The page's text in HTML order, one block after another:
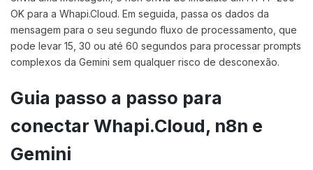
OK para a Whapi.Cloud. Em seguida, passa os dados da
mensagem para o seu segundo fluxo de processamento, que
pode levar 15, 30 ou até 60 segundos para processar prompts
complexos da Gemini sem qualquer risco de desconexão.
Guia passo a passo para
conectar Whapi.Cloud, n8n e
Gemini